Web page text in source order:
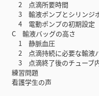
2 点滴所要時間
3 輸液ポンプとシリンジ
4 電動ポンプの初期設定
C 輸液バッグの高さ
1 静脈血圧
2 点滴持続に必要な輸液
3 点滴終了後のチューブ
練習問題
看護学生の声